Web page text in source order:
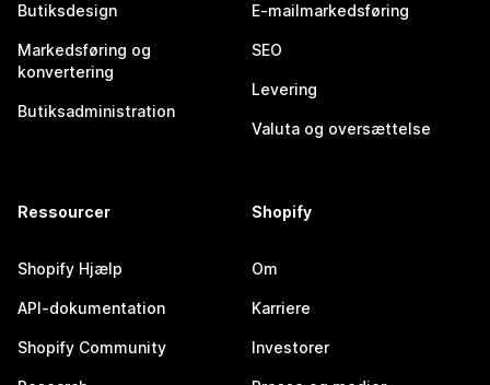
Butiksdesign
Markedsføring og
konvertering
Butiksadministration
E-mailmarkedsføring
SEO
Levering
Valuta og oversættelse
Ressourcer
Shopify Hjælp
API-dokumentation
Shopify Community
Shopify
Om
Karriere
Investorer